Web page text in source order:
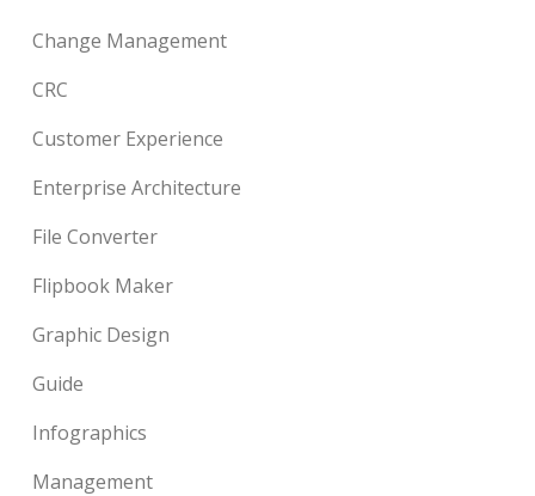
Change Management
CRC
Customer Experience
Enterprise Architecture
File Converter
Flipbook Maker
Graphic Design
Guide
Infographics
Management